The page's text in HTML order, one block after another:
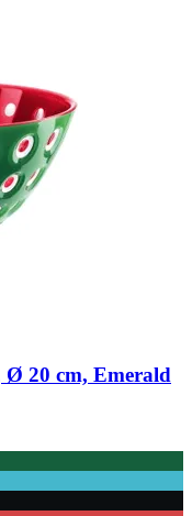
20 cm, Emerald